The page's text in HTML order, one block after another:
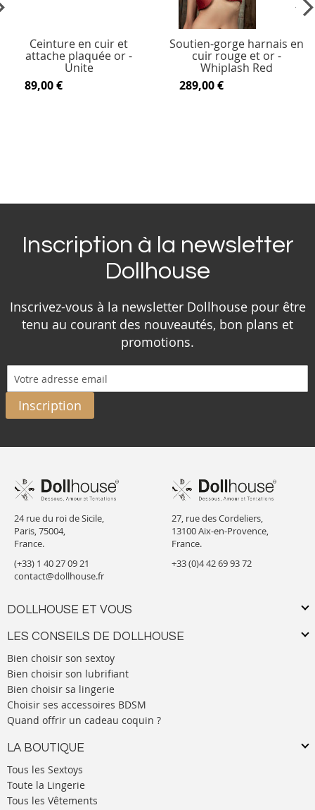
Ceinture en cuir et
attache plaquée or -
Unite
89,00 €
Soutien-gorge harnais en
cuir rouge et or -
Whiplash Red
289,00 €
Inscription à la newsletter
Dollhouse
Inscrivez-vous à la newsletter Dollhouse pour être
tenu au courant des nouveautés, bon plans et
promotions.
Inscription
24 rue du roi de Sicile,
Paris, 75004,
France.
(+33) 1 40 27 09 21
contact@dollhouse.fr
DOLLHOUSE ET VOUS
LES CONSEILS DE DOLLHOUSE
Bien choisir son sextoy
Bien choisir son lubrifiant
Bien choisir sa lingerie
Choisir ses accessoires BDSM
Quand offrir un cadeau coquin ?
LA BOUTIQUE
Tous les Sextoys
Toute la Lingerie
Tous les Vêtements
27, rue des Cordeliers,
13100 Aix-en-Provence,
France.
+33 (0)4 42 69 93 72